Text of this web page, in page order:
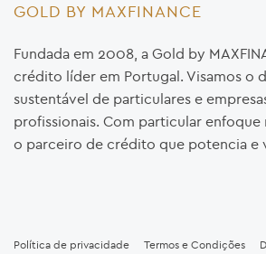
GOLD BY MAXFINANCE
Fundada em 2008, a Gold by
crédito líder em Portugal. Visamos o
sustentável de particulares e
profissionais. Com particular
o parceiro de crédito que potencia e
Política de privacidade Termos e Condições